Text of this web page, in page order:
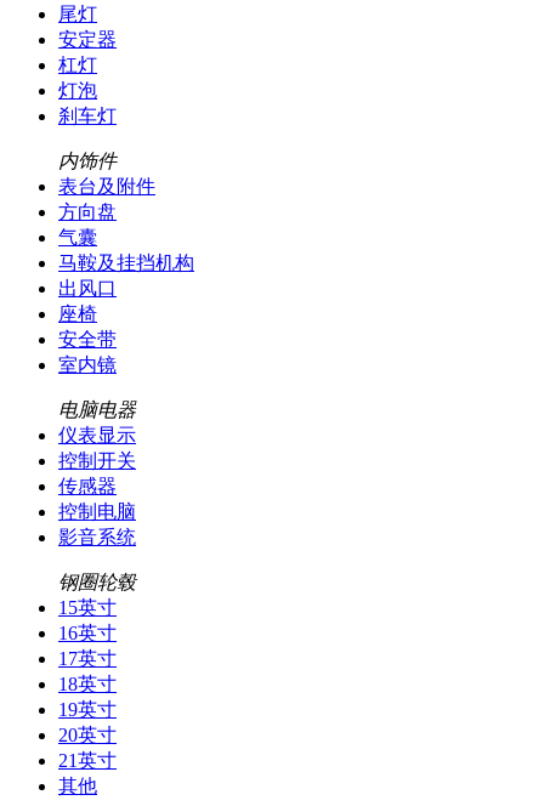
尾灯
安定器
杠灯
灯泡
刹车灯
内饰件
表台及附件
方向盘
气囊
马鞍及挂挡机构
出风口
座椅
安全带
室内镜
电脑电器
仪表显示
控制开关
传感器
控制电脑
影音系统
钢圈轮毂
15英寸
16英寸
17英寸
18英寸
19英寸
20英寸
21英寸
其他